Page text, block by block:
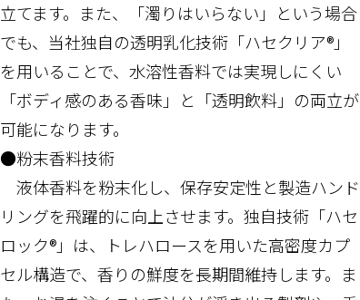
立てます。また、「濁りはいらない」という場合
でも、当社独自の透明乳化技術「ハセクリア®」
を用いることで、水溶性香料では実現しにくい
「ボディ感のある香味」と「透明飲料」の両立が
可能になります。
●粉末香料技術
液体香料を粉末化し、保存安定性と製造ハンド
リングを飛躍的に向上させます。独自技術「ハセ
ロック®」は、トレハロースを用いた高密度カプ
セル構造で、香りの鮮度を長期間維持します。ま